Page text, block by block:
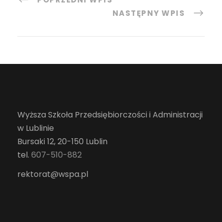
NASTĘPNY WPIS
Wyższa Szkoła Przedsiębiorczości i Administracji
w Lublinie
Bursaki 12, 20-150 Lublin
tel. 607-510-882
rektorat@wspa.pl